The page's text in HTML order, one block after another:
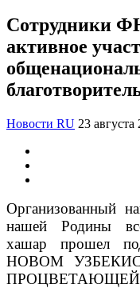
Сотрудники
активное
Новости RU 23 августа
Организованный
нашей Родины
хашар прошел
НОВОМ
ПРОЦВЕТАЮЩЕЙ